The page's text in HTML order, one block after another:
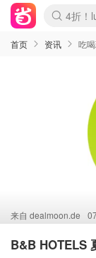
4折！
还没
速领
疑似
首页 资讯 吃
来自 dealmoon.de
B&B HOTELS